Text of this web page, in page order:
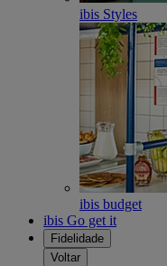
ibis Styles
ibis budget
ibis Go get it
Fidelidade
Voltar